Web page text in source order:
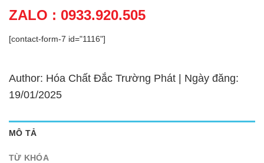
ZALO : 0933.920.505
[contact-form-7 id="1116"]
Author: Hóa Chất Đắc Trường Phát | Ngày đăng:
19/01/2025
MÔ TẢ
TỪ KHÓA